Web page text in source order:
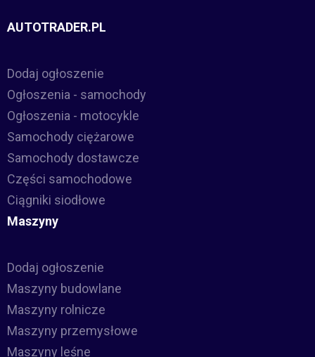
AUTOTRADER.PL
Dodaj ogłoszenie
Ogłoszenia - samochody
Ogłoszenia - motocykle
Samochody ciężarowe
Samochody dostawcze
Części samochodowe
Ciągniki siodłowe
Maszyny
Dodaj ogłoszenie
Maszyny budowlane
Maszyny rolnicze
Maszyny przemysłowe
Maszyny leśne